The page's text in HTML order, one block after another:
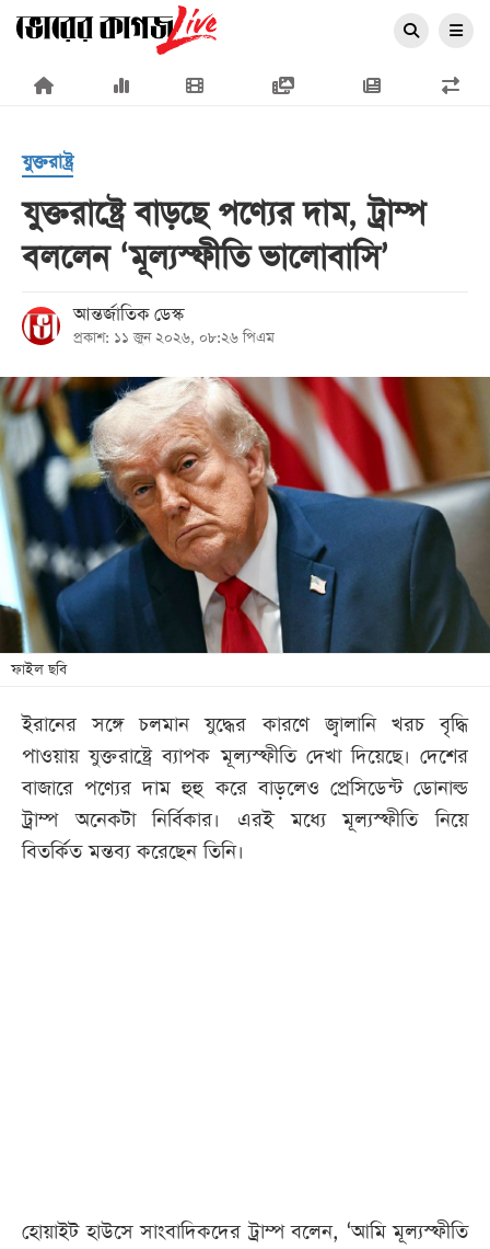
×
প্রচ্ছদ
জাতীয়
রাজনীতি
অর্থনীতি
আন্তর্জাতিক
সারাদেশ
খেলা
বিনোদন
লাইফ
স্টাইল
শিক্ষা
সব
বিভাগ
ছবি
যুক্তরাষ্ট্র
যুক্তরাষ্ট্রে বাড়ছে পণ্যের দাম, ট্রাম্প
বললেন ‘মূল্যস্ফীতি ভালোবাসি’
আন্তর্জাতিক ডেস্ক
প্রকাশ: ১১ জুন ২০২৬, ০৮:২৬ পিএম
ফাইল ছবি
ইরানের সঙ্গে চলমান যুদ্ধের কারণে জ্বালানি খরচ বৃদ্ধি
পাওয়ায় যুক্তরাষ্ট্রে ব্যাপক মূল্যস্ফীতি দেখা দিয়েছে। দেশের
বাজারে পণ্যের দাম হুহু করে বাড়লেও প্রেসিডেন্ট ডোনাল্ড
ট্রাম্প অনেকটা নির্বিকার। এরই মধ্যে মূল্যস্ফীতি নিয়ে
বিতর্কিত মন্তব্য করেছেন তিনি।
হোয়াইট হাউসে সাংবাদিকদের ট্রাম্প বলেন, ‘আমি মূল্যস্ফীতি